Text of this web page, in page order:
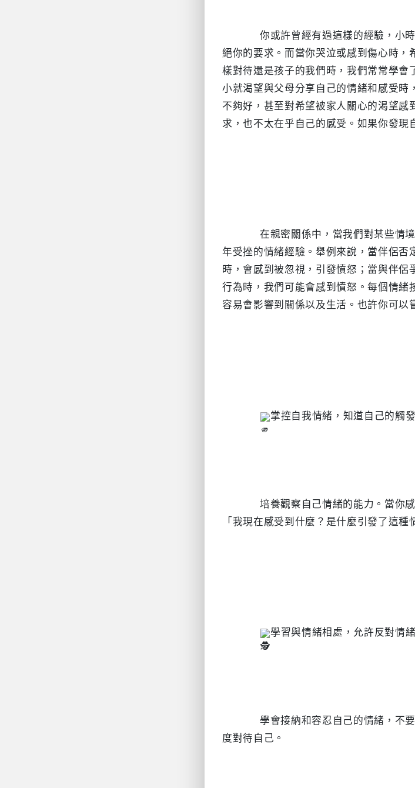
你或許曾經有過這樣的經驗，小
絕你的要求。而當你哭泣或感到傷心時
樣對待還是孩子的我們時，我們常常學會
小就渴望與父母分享自己的情緒和感受
不夠好，甚至對希望被家人關心的渴望
求，也不太在乎自己的感受。如果你發現
年受挫的情緒經驗。舉例來說，當伴侶
時，會感到被忽視，引發憤怒；當與伴
行為時，我們可能會感到憤怒。每個情
容易會影響到關係以及生活。也許你可以
掌控自我情緒，知道自己的觸
「我現在感受到什麼？是什麼引發了這種
學習與情緒相處，允許反對情
度對待自己。